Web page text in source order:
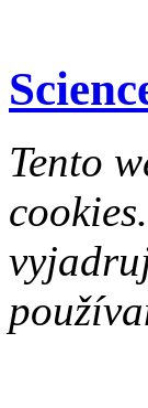
Tento